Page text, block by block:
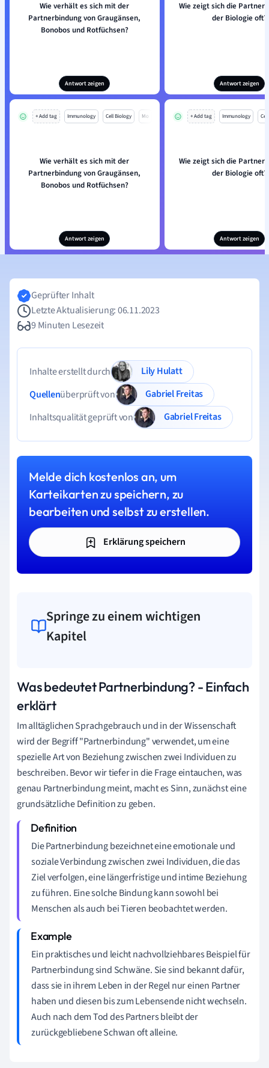
Wie verhält es sich mit der
Partnerbindung von Graugänsen,
Bonobos und Rotfüchsen?
Antwort zeigen
Wie zeigt sich die
der Biologie oft?
Antwort zeigen
+ Add tag Immunology Cell Biology Mo
Wie verhält es sich mit der
Partnerbindung von Graugänsen,
Bonobos und Rotfüchsen?
Antwort zeigen
+ Add tag Immunology
Wie zeigt sich die
der Biologie oft?
Antwort zeigen
Geprüfter Inhalt
Letzte Aktualisierung: 06.11.2023
9 Minuten Lesezeit
Inhalte erstellt durch
Lily Hulatt
Quellenüberprüft von
Gabriel Freitas
Inhaltsqualität geprüft von
Gabriel Freitas
Melde dich kostenlos an, um
Karteikarten zu speichern, zu
bearbeiten und selbst zu erstellen.
Erklärung speichern
Springe zu einem wichtigen
Kapitel
Was bedeutet Partnerbindung? - Einfach
erklärt
Im alltäglichen Sprachgebrauch und in der Wissenschaft
wird der Begriff "Partnerbindung" verwendet, um eine
spezielle Art von Beziehung zwischen zwei Individuen zu
beschreiben. Bevor wir tiefer in die Frage eintauchen, was
genau Partnerbindung meint, macht es Sinn, zunächst eine
grundsätzliche Definition zu geben.
Die Partnerbindung bezeichnet eine emotionale und
soziale Verbindung zwischen zwei Individuen, die das
Ziel verfolgen, eine längerfristige und intime Beziehung
zu führen. Eine solche Bindung kann sowohl bei
Menschen als auch bei Tieren beobachtet werden.
Ein praktisches und leicht nachvollziehbares Beispiel für
Partnerbindung sind Schwäne. Sie sind bekannt dafür,
dass sie in ihrem Leben in der Regel nur einen Partner
haben und diesen bis zum Lebensende nicht wechseln.
Auch nach dem Tod des Partners bleibt der
zurückgebliebene Schwan oft alleine.